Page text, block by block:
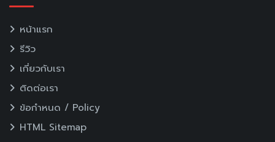
หน้าแรก
รีวิว
เกี่ยวกับเรา
ติดต่อเรา
ข้อกำหนด / Policy
HTML Sitemap